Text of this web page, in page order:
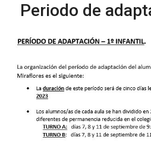
Periodo de